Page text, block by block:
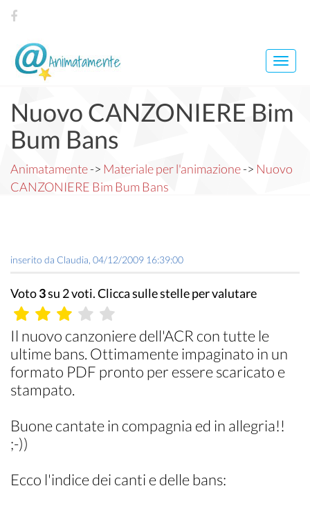
Nuovo CANZONIERE Bim
Bum Bans
Animatamente-> Materiale per l'animazione-> Nuovo
CANZONIERE Bim Bum Bans
inserito da Claudia 04/12/2009 16:39:00
Voto3su 2 voti. Clicca sulle stelle per valutare
Il nuovo canzoniere dell'ACR con tutte le
ultime bans. Ottimamente impaginato in un
formato PDF pronto per essere scaricato e
stampato.
Buone cantate in compagnia ed in allegria!!
;-))
Ecco l'indice dei canti e delle bans: